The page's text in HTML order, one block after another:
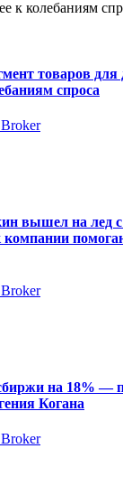
товаров для
спроса
вышел на лед
на 18% —
Когана